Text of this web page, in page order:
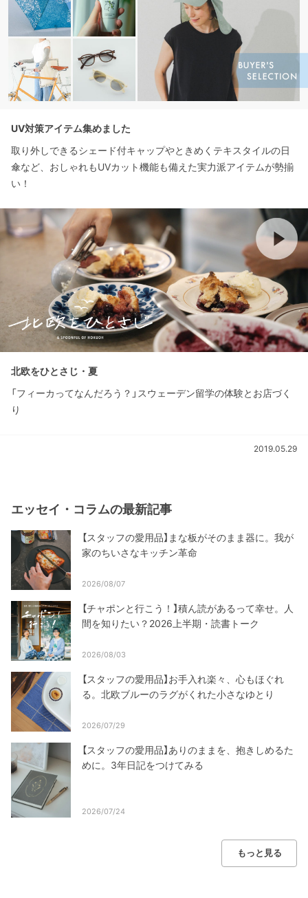
UV対策アイテム集めました
取り外しできるシェード付キャップやときめくテキスタイルの日
傘など、おしゃれもUVカット機能も備えた実力派アイテムが勢揃
い！
北欧をひとさじ・夏
「フィーカってなんだろう？」スウェーデン留学の体験とお店づく
り
2019.05.29
エッセイ・コラムの最新記事
【スタッフの愛用品】まな板がそのまま器に。我が
家のちいさなキッチン革命
2026/08/07
【チャポンと行こう！】積ん読があるって幸せ。人
間を知りたい？2026上半期・読書トーク
2026/08/03
【スタッフの愛用品】お手入れ楽々、心もほぐれ
る。北欧ブルーのラグがくれた小さなゆとり
2026/07/29
【スタッフの愛用品】ありのままを、抱きしめるた
めに。3年日記をつけてみる
2026/07/24
もっと見る